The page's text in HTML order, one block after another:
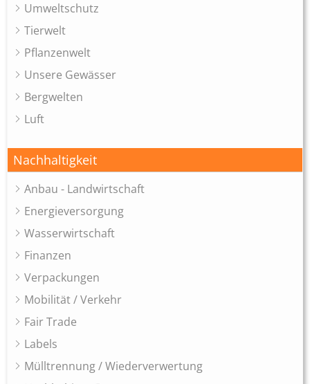
Umweltschutz
Tierwelt
Pflanzenwelt
Unsere Gewässer
Bergwelten
Luft
Nachhaltigkeit
Anbau - Landwirtschaft
Energieversorgung
Wasserwirtschaft
Finanzen
Verpackungen
Mobilität / Verkehr
Fair Trade
Labels
Mülltrennung / Wiederverwertung